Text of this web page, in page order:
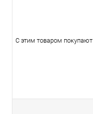
С этим товаром покупают